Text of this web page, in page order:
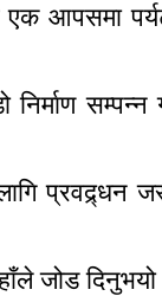
एक आपसमा
निर्माण
जोड